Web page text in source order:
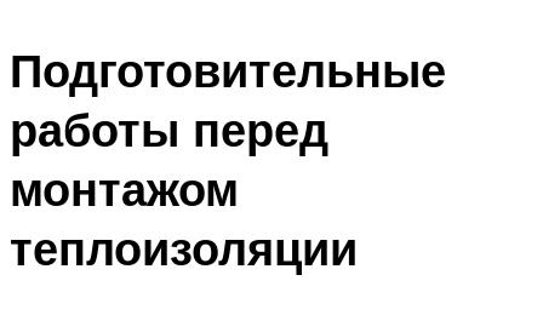
Подготовительные
работы перед
монтажом
теплоизоляции